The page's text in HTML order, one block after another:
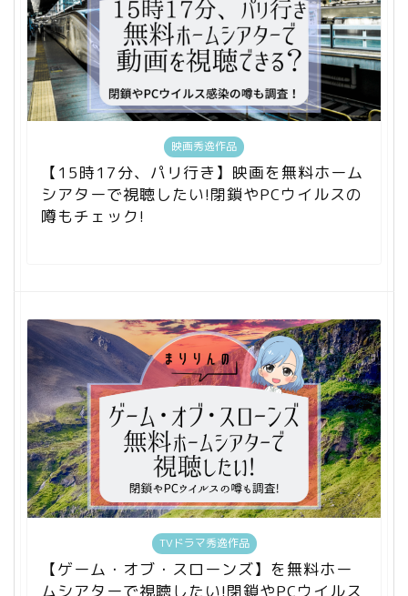
映画秀逸作品
【15時17分、パリ行き】映画を無料ホーム
シアターで視聴したい!閉鎖やPCウイルスの
噂もチェック!
TVドラマ秀逸作品
【ゲーム・オブ・スローンズ】を無料ホー
ムシアターで視聴したい!閉鎖やPCウイルス